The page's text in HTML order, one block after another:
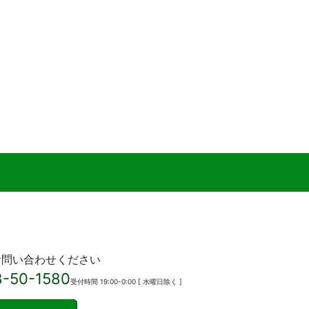
い合わせください
50-1580受付時間 19:00-0:00 [ 水曜日除く ]